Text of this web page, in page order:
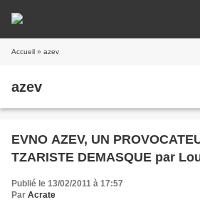
Accueil » azev
azev
EVNO AZEV, UN
TZARISTE DEMASQUE par
Publié le 13/02/2011 à 17:57
Par Acrate